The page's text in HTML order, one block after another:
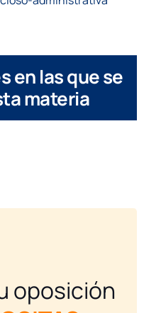
en las que se
materia
oposición